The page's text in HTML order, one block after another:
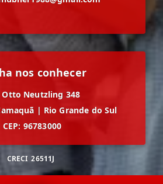
nos conhecer
Otto Neutzling 348
| Rio Grande do Sul
CEP: 96783000
CRECI 26511J